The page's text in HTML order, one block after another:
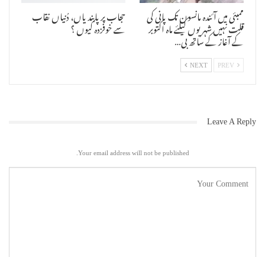
ممبئی میں آئندہ مانسون تک پانی کی
قلت نہیں شہریوں کیلئے ماہ اکتوبر
کے آغاز کے ساتھ بی…
حجاب پر پابندیاں، دُنیاں نقاب
سے خوفزدہ کیوں ؟
NEXT
Leave A Reply
Your email address will not be published.